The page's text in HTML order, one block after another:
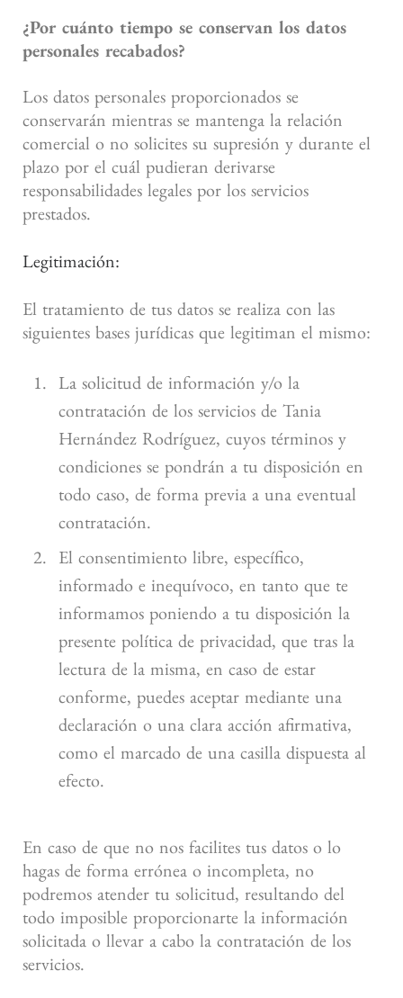
¿Por cuánto tiempo se conservan los datos
personales recabados?
Los datos personales proporcionados se
conservarán mientras se mantenga la relación
comercial o no solicites su supresión y durante el
plazo por el cuál pudieran derivarse
responsabilidades legales por los servicios
prestados.
Legitimación:
El tratamiento de tus datos se realiza con las
siguientes bases jurídicas que legitiman el mismo:
La solicitud de información y/o la
contratación de los servicios de Tania
Hernández Rodríguez, cuyos términos y
condiciones se pondrán a tu disposición en
todo caso, de forma previa a una eventual
contratación.
El consentimiento libre, específico,
informado e inequívoco, en tanto que te
informamos poniendo a tu disposición la
presente política de privacidad, que tras la
lectura de la misma, en caso de estar
conforme, puedes aceptar mediante una
declaración o una clara acción afirmativa,
como el marcado de una casilla dispuesta al
efecto.
En caso de que no nos facilites tus datos o lo
hagas de forma errónea o incompleta, no
podremos atender tu solicitud, resultando del
todo imposible proporcionarte la información
solicitada o llevar a cabo la contratación de los
servicios.